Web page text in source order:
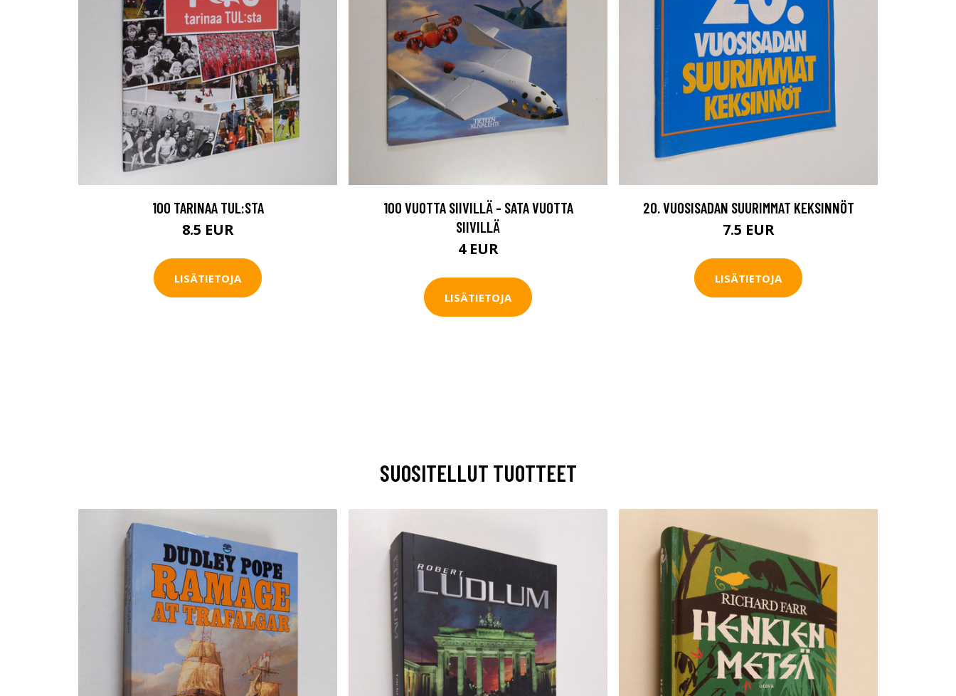
100 TARINAA TUL:STA
8.5 EUR
LISÄTIETOJA
100 VUOTTA SIIVILLÄ - SATA VUOTTA
SIIVILLÄ
4 EUR
LISÄTIETOJA
20. VUOSISADAN SUURIMMAT KEKSINNÖT
7.5 EUR
LISÄTIETOJA
SUOSITELLUT TUOTTEET